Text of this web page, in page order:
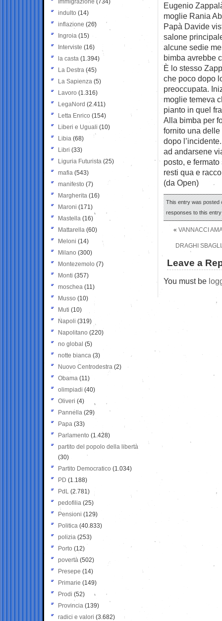
Eugenio
moglie Rania
Papà Davide
salone
alcune sedie
bimba avrebbe
È lo stesso
che poco dopo
preoccupata.
moglie temeva
pianto in quel
Alla bimba per
fornito una
dopo
ad andarsene
posto, e
resti qua e
(da Open)
This entry was posted
responses to this
« VANNACCI
DRAGHI
Leave a
You must be
Immigrazione (734)
indulto (14)
inflazione (26)
Ingroia (15)
Interviste (16)
la casta (1.394)
La Destra (45)
La Sapienza (5)
Lavoro (1.316)
LegaNord (2.411)
Letta Enrico (154)
Liberi e Uguali (10)
Libia (68)
Libri (33)
Liguria Futurista (25)
mafia (543)
manifesto (7)
Margherita (16)
Maroni (171)
Mastella (16)
Mattarella (60)
Meloni (14)
Milano (300)
Montezemolo (7)
Monti (357)
moschea (11)
Musso (10)
Muti (10)
Napoli (319)
Napolitano (220)
no global (5)
notte bianca (3)
Nuovo Centrodestra (2)
Obama (11)
olimpiadi (40)
Oliveri (4)
Pannella (29)
Papa (33)
Parlamento (1.428)
partito del popolo della libertà
(30)
Partito Democratico (1.034)
PD (1.188)
PdL (2.781)
pedofilia (25)
Pensioni (129)
Politica (40.833)
polizia (253)
Porto (12)
povertà (502)
Presepe (14)
Primarie (149)
Prodi (52)
Provincia (139)
radici e valori (3.682)